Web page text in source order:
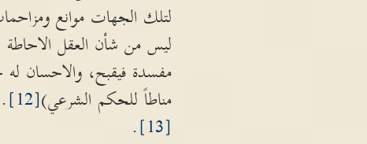
لتلك الجهات موانع
ليس من شأن العقل الاحاطة
مفسدة فيقبح، والاحسان
مناطاً للحكم الشرعي)[12]
[13]
.